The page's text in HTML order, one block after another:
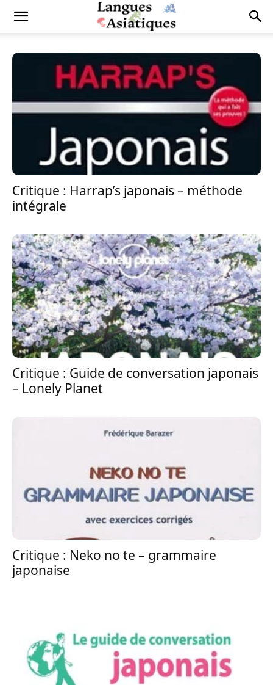
Critique : Harrap’s japonais – méthode
intégrale
Critique : Guide de conversation japonais
– Lonely Planet
Critique : Neko no te – grammaire
japonaise